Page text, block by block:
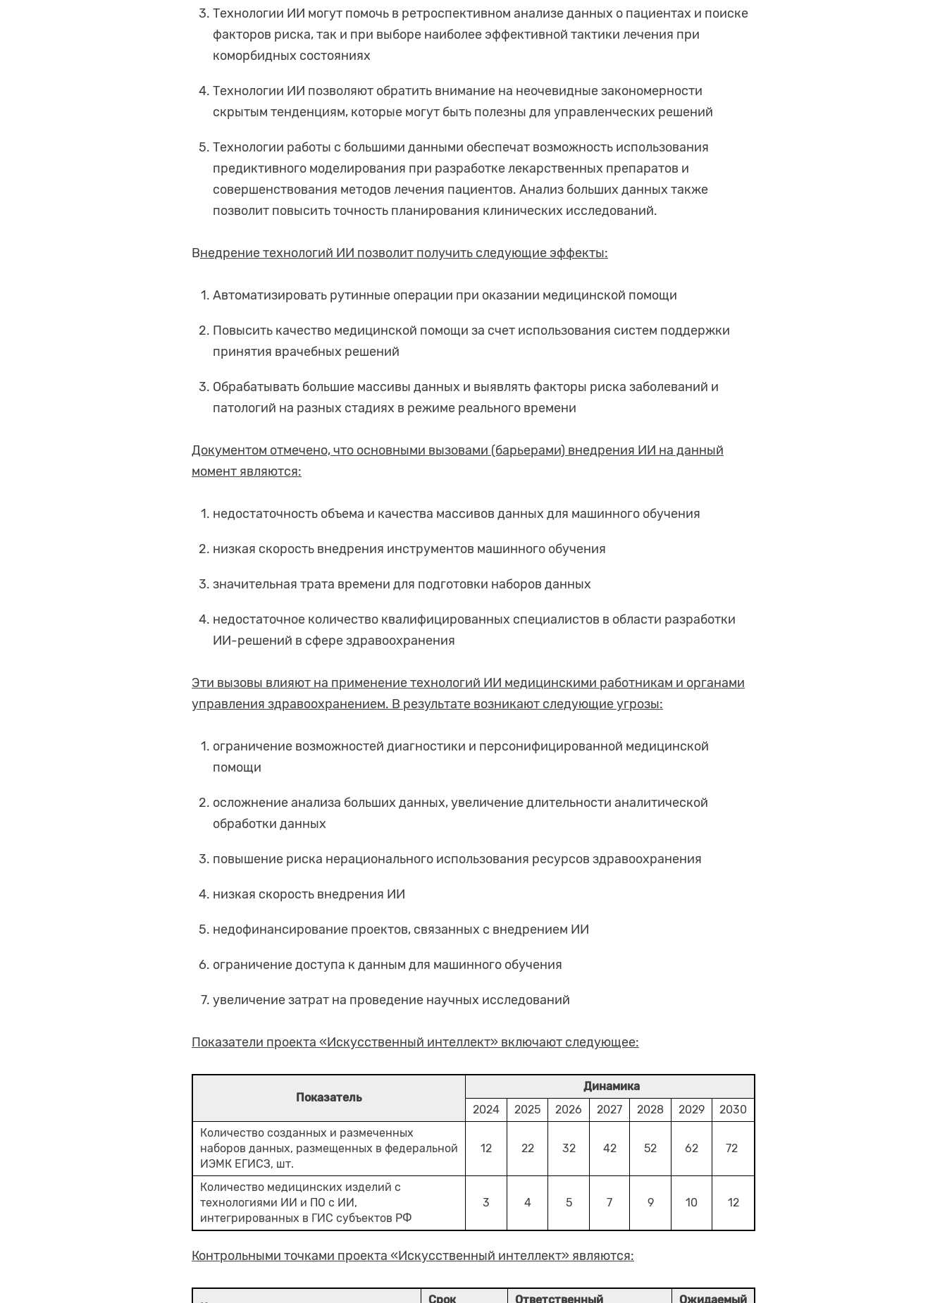
Технологии ИИ могут помочь в ретроспективном анализе данных о пациентах и поиске
факторов риска, так и при выборе наиболее эффективной тактики лечения при
коморбидных состояниях
Технологии ИИ позволяют обратить внимание на неочевидные закономерности
скрытым тенденциям, которые могут быть полезны для управленческих решений
Технологии работы с большими данными обеспечат возможность использования
предиктивного моделирования при разработке лекарственных препаратов и
совершенствования методов лечения пациентов. Анализ больших данных также
позволит повысить точность планирования клинических исследований.
Внедрение технологий ИИ позволит получить следующие эффекты:
Автоматизировать рутинные операции при оказании медицинской помощи
Повысить качество медицинской помощи за счет использования систем поддержки
принятия врачебных решений
Обрабатывать большие массивы данных и выявлять факторы риска заболеваний и
патологий на разных стадиях в режиме реального времени
Документом отмечено, что основными вызовами (барьерами) внедрения ИИ на данный
момент являются:
недостаточность объема и качества массивов данных для машинного обучения
низкая скорость внедрения инструментов машинного обучения
значительная трата времени для подготовки наборов данных
недостаточное количество квалифицированных специалистов в области разработки
ИИ-решений в сфере здравоохранения
Эти вызовы влияют на применение технологий ИИ медицинскими работникам и органами
управления здравоохранением. В результате возникают следующие угрозы:
ограничение возможностей диагностики и персонифицированной медицинской
помощи
осложнение анализа больших данных, увеличение длительности аналитической
обработки данных
повышение риска нерационального использования ресурсов здравоохранения
низкая скорость внедрения ИИ
недофинансирование проектов, связанных с внедрением ИИ
ограничение доступа к данным для машинного обучения
увеличение затрат на проведение научных исследований
Показатели проекта «Искусственный интеллект» включают следующее:
Показатель
Динамика
2024
2025 2026 2027 2028 2029
2030
Количество созданных и размеченных
наборов данных, размещенных в федеральной
ИЭМК ЕГИСЗ, шт.
12 22 32 42 52 62 72
Количество медицинских изделий с
технологиями ИИ и ПО с ИИ,
интегрированных в ГИС субъектов РФ
3 4 5 7 9 10 12
Контрольными точками проекта «Искусственный интеллект» являются:
Срок Ответственный Ожидаемый